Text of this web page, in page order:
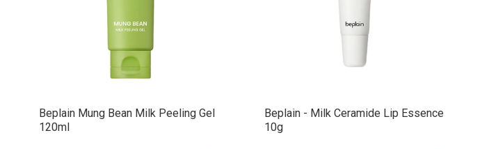
Beplain Mung Bean Milk Peeling Gel
120ml
Beplain - Milk Ceramide Lip Essence
10g